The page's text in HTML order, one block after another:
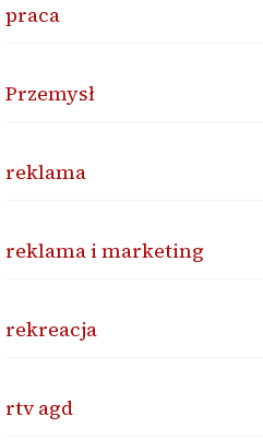
praca
Przemysł
reklama
reklama i marketing
rekreacja
rtv agd